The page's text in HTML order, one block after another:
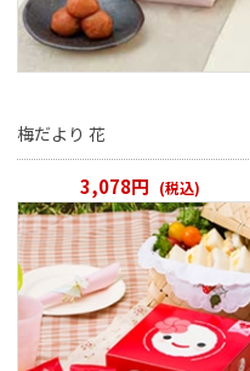
梅だより 花
3,078円 (税込)